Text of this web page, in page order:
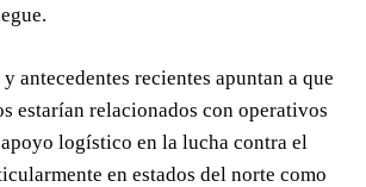
antecedentes recientes apuntan a que
estarían relacionados con operativos
logístico en la lucha contra el
en estados del norte como